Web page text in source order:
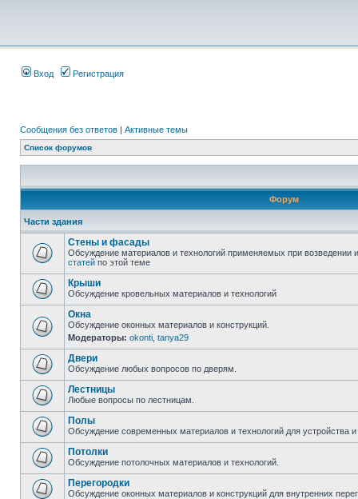
Вход Регистрация
Сообщения без ответов | Активные темы
Список форумов
Форум
Части здания
Стены и фасады
Обсуждение материалов и технологий применяемых при возведении
статей по этой теме
Крыши
Обсуждение кровельных материалов и технологий
Окна
Обсуждение оконных материалов и конструкций.
Модераторы: okonti tanya29
Двери
Обсуждение любых вопросов по дверям.
Лестницы
Любые вопросы по лестницам.
Полы
Обсуждение современных материалов и технологий для устройства
Потолки
Обсуждение потолочных материалов и технологий.
Перегородки
Обсуждение оконных материалов и конструкций для внутренних